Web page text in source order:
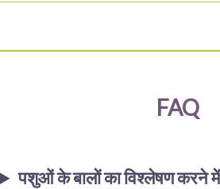
FAQ
पशुओं के बालों का विश्लेषण करने